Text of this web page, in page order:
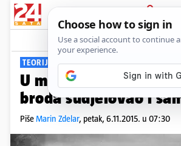
PRIJAVA
Viral
TEORIJA ZAVJERE?
U misterioznoj je
broda sudjelovao i
PišeMarin Zdelar, petak, 6.11.2015. u 07:30